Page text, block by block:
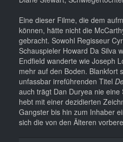
Eine dieser Filme, die dem
können, hätte nicht die
gebracht. Sowohl Regisseur
Schauspieler Howard Da Silva
Endfield wanderte wie Joseph
mehr auf den Boden. Blankfort
unfassbar irreführenden Titel
auch trägt Dan Duryea nie
hebt mit einer dezidierten
Gangster bis hin zum Inhaber
sich die von den Älteren